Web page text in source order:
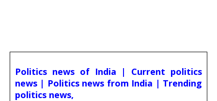
Politics news of India | Current politics
news | Politics news from India | Trending
politics news,